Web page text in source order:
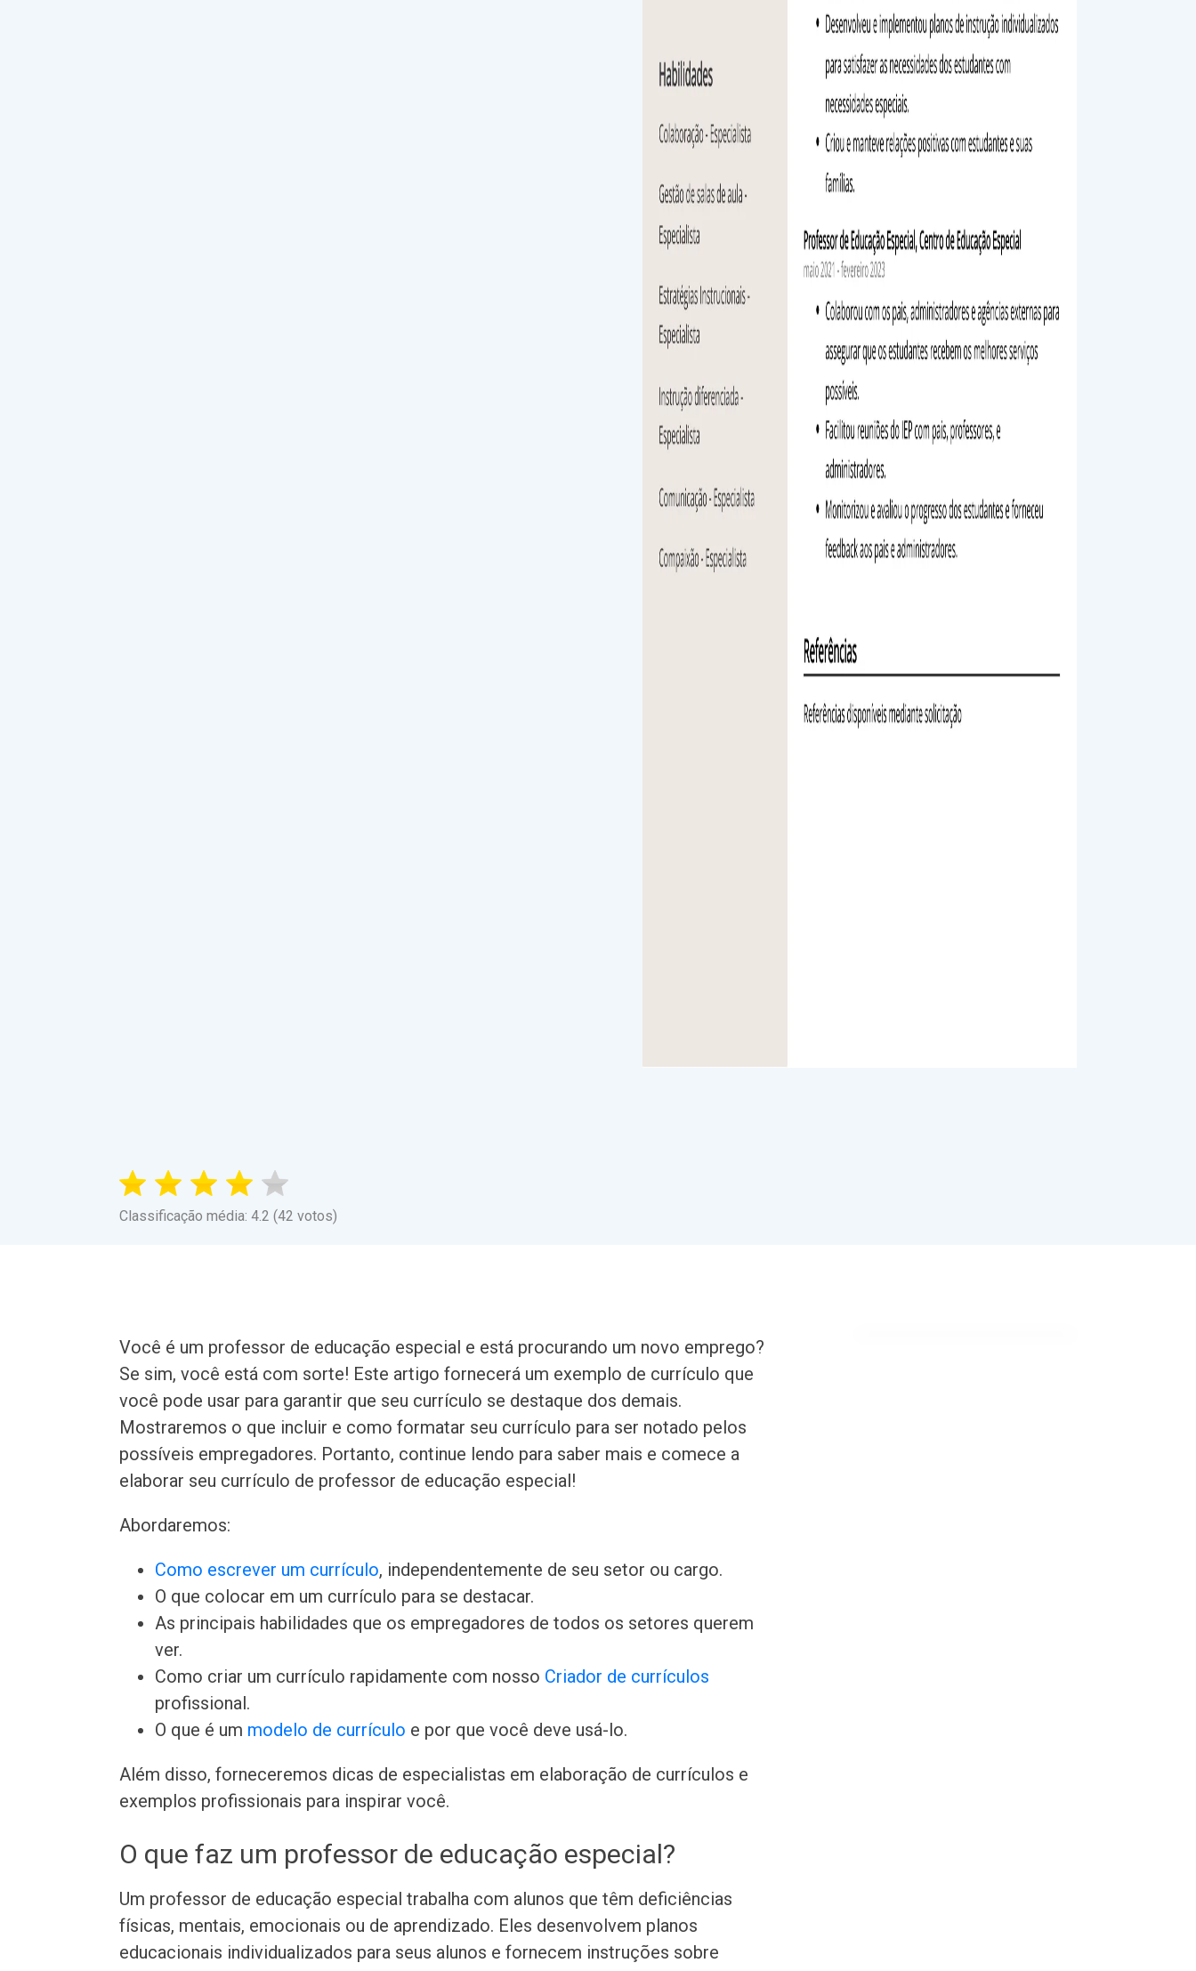
Classificação média: 4.2 (42 votos)
Você é um professor de educação especial e está procurando um novo emprego?
Se sim, você está com sorte! Este artigo fornecerá um exemplo de currículo que
você pode usar para garantir que seu currículo se destaque dos demais.
Mostraremos o que incluir e como formatar seu currículo para ser notado pelos
possíveis empregadores. Portanto, continue lendo para saber mais e comece a
elaborar seu currículo de professor de educação especial!
Abordaremos:
Como escrever um currículo, independentemente de seu setor ou cargo.
O que colocar em um currículo para se destacar.
As principais habilidades que os empregadores de todos os setores querem
ver.
Como criar um currículo rapidamente com nosso Criador de currículos
profissional.
O que é um modelo de currículo e por que você deve usá-lo.
Além disso, forneceremos dicas de especialistas em elaboração de currículos e
exemplos profissionais para inspirar você.
O que faz um professor de educação especial?
Um professor de educação especial trabalha com alunos que têm deficiências
físicas, mentais, emocionais ou de aprendizado. Eles desenvolvem planos
educacionais individualizados para seus alunos e fornecem instruções sobre